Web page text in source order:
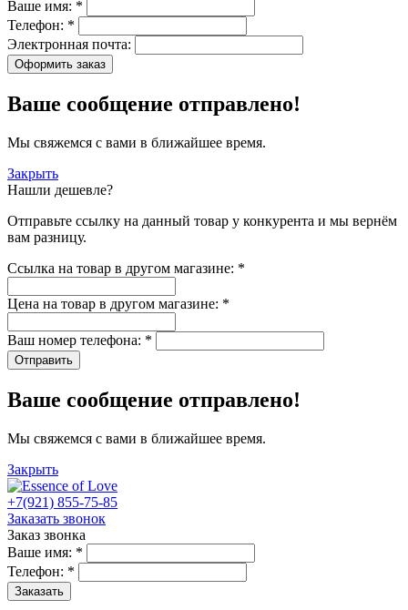
Ваше имя: *
Телефон: *
Электронная почта:
Оформить заказ
Ваше сообщение отправлено!
Мы свяжемся с вами в ближайшее время.
Закрыть
Нашли дешевле?
Отправьте ссылку на данный товар у конкурента и мы вернём
вам разницу.
Ссылка на товар в другом магазине: *
Цена на товар в другом магазине: *
Ваш номер телефона: *
Отправить
Ваше сообщение отправлено!
Мы свяжемся с вами в ближайшее время.
Закрыть
+7(921) 855-75-85
Заказать звонок
Заказ звонка
Ваше имя: *
Телефон: *
Заказать